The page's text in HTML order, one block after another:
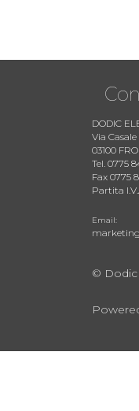
DODIC
Via Casale
03100
Tel. 0775
Fax 0775
Partita
Email:
© Dodic